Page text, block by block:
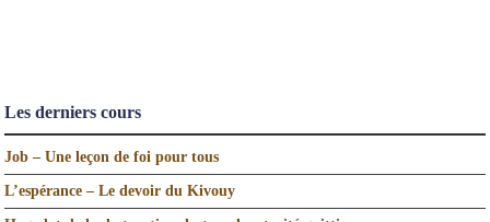
Les derniers cours
Job – Une leçon de foi pour tous
L’espérance – Le devoir du Kivouy